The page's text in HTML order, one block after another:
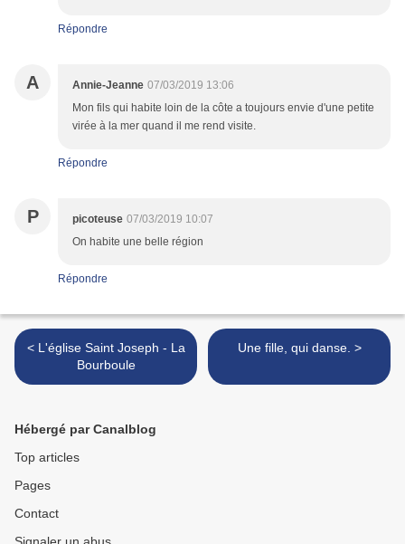
Répondre
A Annie-Jeanne 07/03/2019 13:06
Mon fils qui habite loin de la côte a toujours envie d'une petite
virée à la mer quand il me rend visite.
Répondre
P picoteuse 07/03/2019 10:07
On habite une belle région
Répondre
< L'église Saint Joseph - La
Bourboule
Une fille, qui danse. >
Hébergé par Canalblog
Top articles
Pages
Contact